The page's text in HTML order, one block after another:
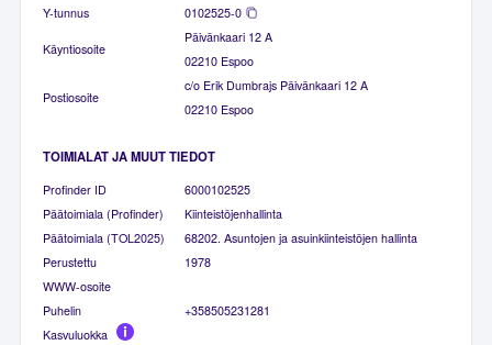
Y-tunnus
0102525-0
Käyntiosoite
Päivänkaari 12 A
02210 Espoo
Postiosoite
c/o Erik Dumbrajs Päivänkaari 12 A
02210 Espoo
TOIMIALAT JA MUUT TIEDOT
Profinder ID
6000102525
Päätoimiala (Profinder)
Kiinteistöjenhallinta
Päätoimiala (TOL2025)
68202. Asuntojen ja asuinkiinteistöjen hallinta
Perustettu
1978
WWW-osoite
Puhelin
+358505231281
Kasvuluokka